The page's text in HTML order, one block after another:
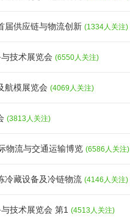
届供应链与物流创新 (1334人关注)
技术展览会 (6550人关注)
航模展览会 (4069人关注)
(3813人关注)
物流与交通运输博览 (6586人关注)
冷藏设备及冷链物流 (4146人关注)
技术展览会 第1 (4513人关注)